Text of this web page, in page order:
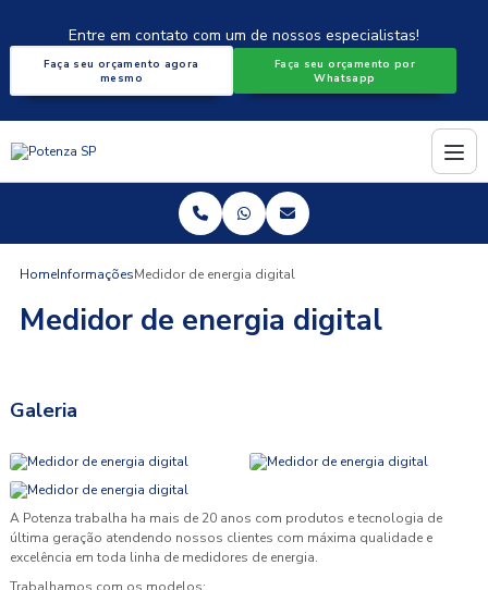
Entre em contato com um de nossos especialistas!
Faça seu orçamento agora
mesmo
Faça seu orçamento por
Whatsapp
HomeInformaçõesMedidor de energia digital
Medidor de energia digital
Galeria
A Potenza trabalha ha mais de 20 anos com produtos e tecnologia de
última geração atendendo nossos clientes com máxima qualidade e
excelência em toda linha de medidores de energia.